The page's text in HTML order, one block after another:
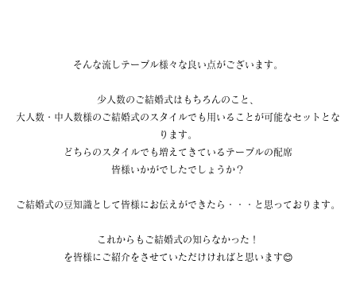
そんな流しテーブル様々な良い点がございます。
少人数のご結婚式はもちろんのこと、
大人数・中人数様のご結婚式のスタイルでも用いることが可能なセットとな
ります。
どちらのスタイルでも増えてきているテーブルの配席
皆様いかがでしたでしょうか？
ご結婚式の豆知識として皆様にお伝えができたら・・・と思っております。
これからもご結婚式の知らなかった！
を皆様にご紹介をさせていただけければと思います😊